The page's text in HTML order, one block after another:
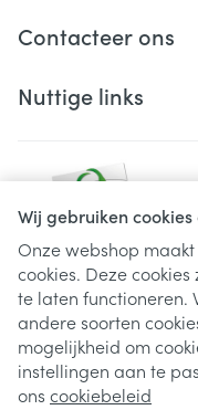
Wij gebruiken
Onze webshop
cookies. Deze
te laten functioneren.
andere soorten
mogelijkheid om
instellingen aan te
ons cookiebeleid
Contacteer ons
Nuttige links
Juridische links